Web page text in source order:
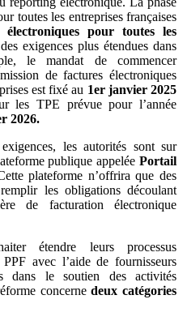
toutes les entreprises françaises
électroniques pour toutes les
exigences plus étendues dans
le mandat de commencer
de factures électroniques
est fixé au 1er janvier 2025
les TPE prévue pour l’année
2026.
les autorités sont sur
publique appelée Portail
plateforme n’offrira que des
les obligations découlant
de facturation électronique
étendre leurs processus
avec l’aide de fournisseurs
dans le soutien des activités
concernedeux catégories